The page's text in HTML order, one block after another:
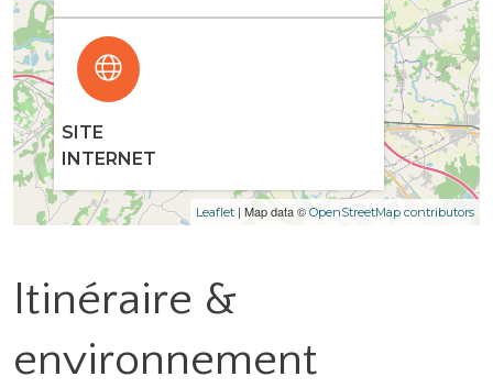
Leaflet | Map data © OpenStreetMap contributors
SITE
INTERNET
Itinéraire &
environnement